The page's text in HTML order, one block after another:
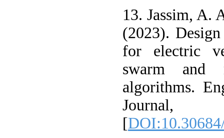
13. Jassim, A.
(2023).
for electric
swarm and
algorithms.
[